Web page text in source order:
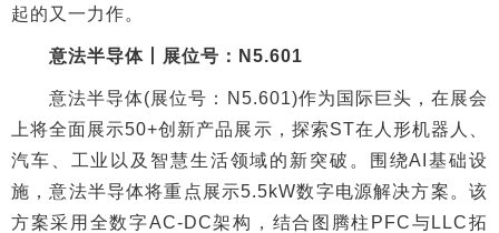
起的又一力作。
意法半导体丨展位号：N5.601
意法半导体(展位号：N5.601)作为国际巨头，在展会
上将全面展示50+创新产品展示，探索ST在人形机器人、
汽车、工业以及智慧生活领域的新突破。围绕AI基础设
施，意法半导体将重点展示5.5kW数字电源解决方案。该
方案采用全数字AC-DC架构，结合图腾柱PFC与LLC拓